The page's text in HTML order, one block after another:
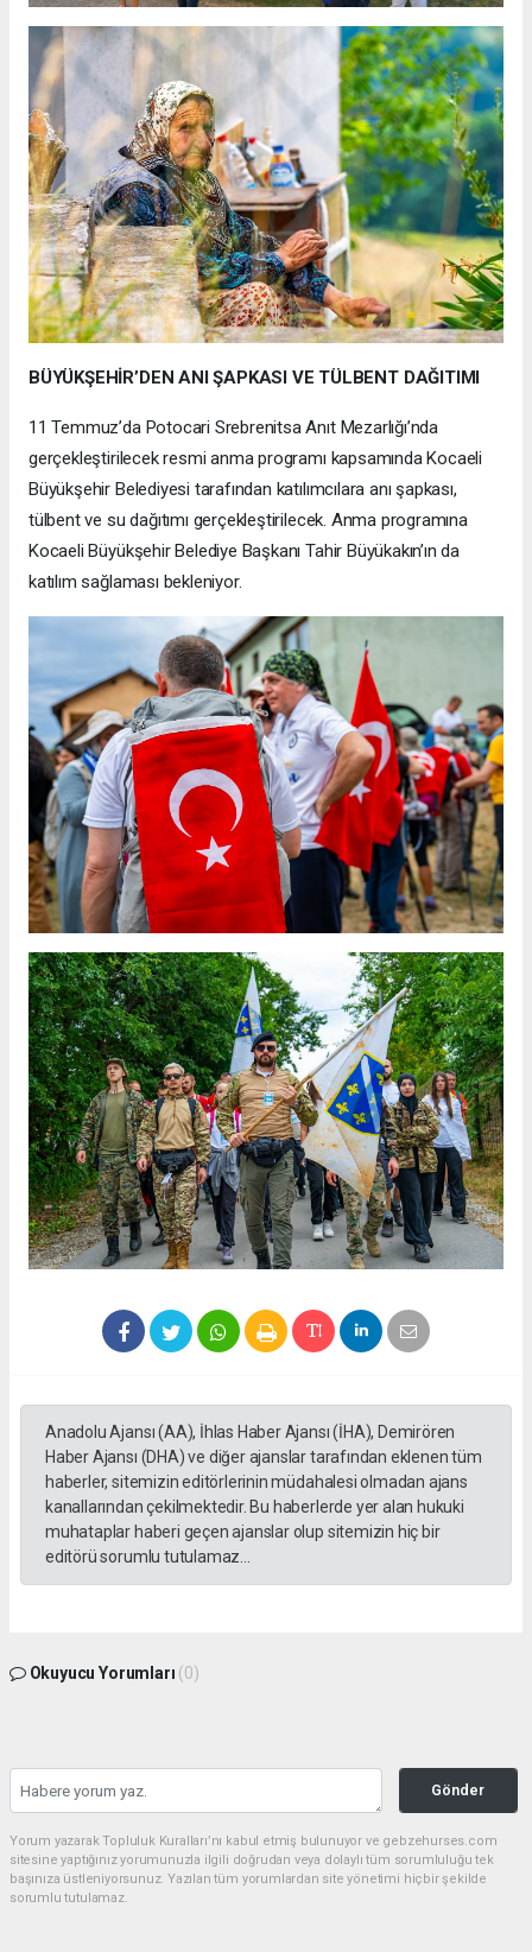
BÜYÜKŞEHİR’DEN ANI ŞAPKASI VE TÜLBENT DAĞITIMI
11 Temmuz’da Potocari Srebrenitsa Anıt Mezarlığı’nda
gerçekleştirilecek resmi anma programı kapsamında Kocaeli
Büyükşehir Belediyesi tarafından katılımcılara anı şapkası,
tülbent ve su dağıtımı gerçekleştirilecek. Anma programına
Kocaeli Büyükşehir Belediye Başkanı Tahir Büyükakın’ın da
katılım sağlaması bekleniyor.
Anadolu Ajansı (AA), İhlas Haber Ajansı (İHA), Demirören
Haber Ajansı (DHA) ve diğer ajanslar tarafından eklenen tüm
haberler, sitemizin editörlerinin müdahalesi olmadan ajans
kanallarından çekilmektedir. Bu haberlerde yer alan hukuki
muhataplar haberi geçen ajanslar olup sitemizin hiç bir
editörü sorumlu tutulamaz...
Okuyucu Yorumları (0)
Gönder
Yorum yazarak Topluluk Kuralları’nı kabul etmiş bulunuyor ve gebzehurses.com
sitesine yaptığınız yorumunuzla ilgili doğrudan veya dolaylı tüm sorumluluğu tek
başınıza üstleniyorsunuz. Yazılan tüm yorumlardan site yönetimi hiçbir şekilde
sorumlu tutulamaz.